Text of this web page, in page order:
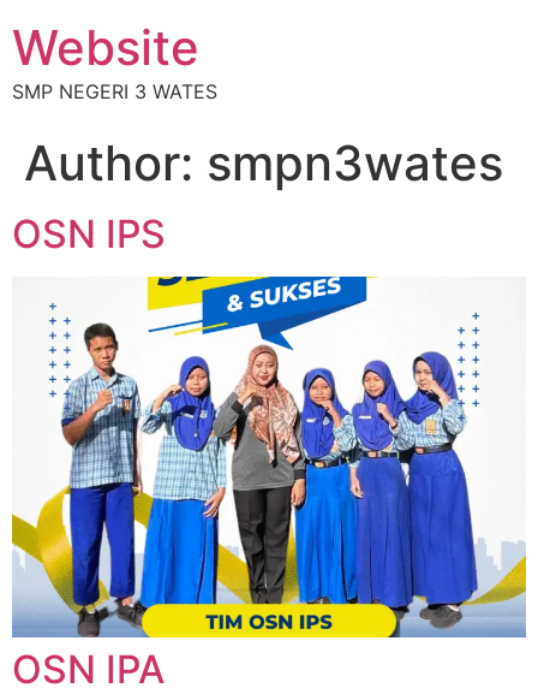
Website
SMP NEGERI 3 WATES
Author: smpn3wates
OSN IPS
OSN IPA